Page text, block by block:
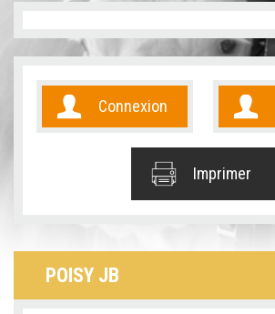
Connexion
Imprimer
POISY JB